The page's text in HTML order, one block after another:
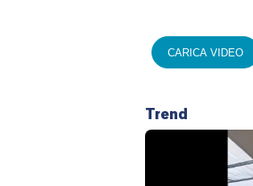
CARICA VIDEO
Trend